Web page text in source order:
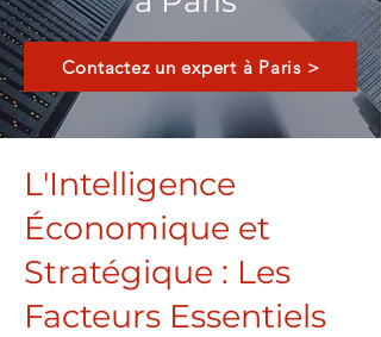
Contactez un expert à Paris >
L'Intelligence
Économique et
Stratégique : Les
Facteurs Essentiels